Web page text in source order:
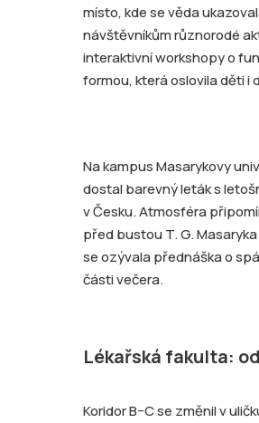
místo, kde se věda
návštěvníkům různorodé
interaktivní workshopy o
formou, která oslovila děti i
Na kampus Masarykovy
dostal barevný leták s
v Česku. Atmosféra
před bustou T. G.
se ozývala přednáška o
části večera.
Lékařská fakulta:
Koridor B–C se změnil v